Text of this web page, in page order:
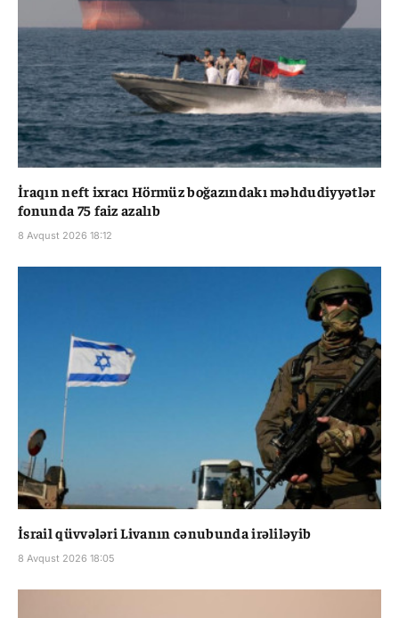
İraqın neft ixracı Hörmüz boğazındakı məhdudiyyətlər
fonunda 75 faiz azalıb
8 Avqust 2026 18:12
İsrail qüvvələri Livanın cənubunda irəliləyib
8 Avqust 2026 18:05